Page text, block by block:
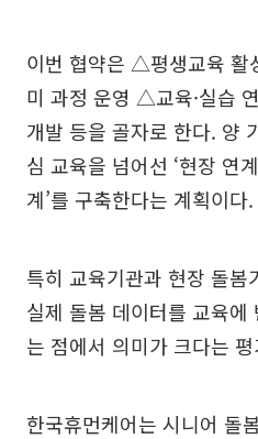
이번 협약은 △평생교육
미 과정 운영 △교육·실습
개발 등을 골자로 한다. 양
심 교육을 넘어선 ‘현장 연
계’를 구축한다는 계획이다.
특히 교육기관과 현장 돌봄
실제 돌봄 데이터를 교육
는 점에서 의미가 크다는
한국휴먼케어는 시니어 돌